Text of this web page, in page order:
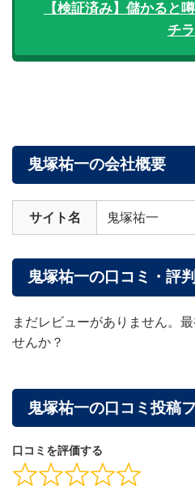
【検証済み】儲かると
チラ
鬼塚祐一の会社概要
サイト名 鬼塚祐一
鬼塚祐一の口コミ・評判
まだレビューがありません。
せんか？
鬼塚祐一の口コミ投稿
口コミを評価する